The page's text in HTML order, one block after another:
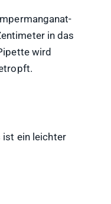
in das
wird
ist ein leichter